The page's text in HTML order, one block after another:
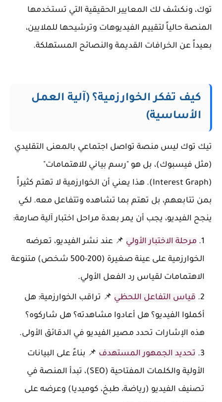
توك، ونكشف لك المعايير الحقيقية التي تستخدمها
المنصة حالياً لتقييم الفيديوهات وترشيحها للملايين،
بعيداً عن الخرافات القديمة والنصائح المستهلكة.
كيف تفكر الخوارزمية؟ (آلية العمل
الأساسية)
تيك توك ليس منصة تواصل اجتماعي بالمعنى التقليدي
(مثل فيسبوك)، بل هو "رسم بياني للاهتمامات"
(Interest Graph). هذا يعني أن الخوارزمية لا تهتم كثيراً
بمن تتابعهم، بل تهتم بما تشاهده وتتفاعل معه. لكي
ينجح الفيديو، يجب أن يمر بعدة مراحل اختبار آلية صارمة:
مرحلة الاختبار الأولي 📌 عند نشر الفيديو، تعرضه
الخوارزمية على عينة صغيرة (200-500 شخص) متنوعة
الاهتمامات لقياس رد الفعل الأولي.
قياس التفاعل اللحظي 📌 تراقب الخوارزمية: هل
أكملوا الفيديو؟ هل أعادوا مشاهدته؟ هل شاركوه؟
هذه الإشارات تحدد مصير الفيديو في الدقائق الأولى.
تحديد الجمهور المستهدف 📌 بناءً على البيانات
الأولية والكلمات المفتاحية (SEO)، تبدأ المنصة في
تصنيف الفيديو (رياضة، طبخ، كوميديا) وعرضه على